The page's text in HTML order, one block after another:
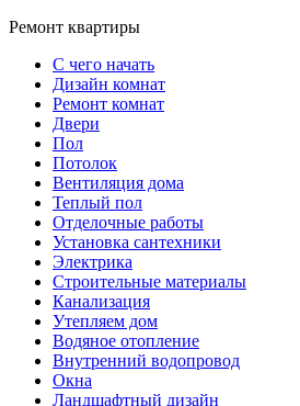
Ремонт квартиры
С чего начать
Дизайн комнат
Ремонт комнат
Двери
Пол
Потолок
Вентиляция дома
Теплый пол
Отделочные работы
Установка сантехники
Электрика
Строительные материалы
Канализация
Утепляем дом
Водяное отопление
Внутренний водопровод
Окна
Ландшафтный дизайн